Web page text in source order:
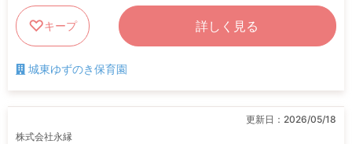
キープ 詳しく見る
城東ゆずのき保育園
更新日： 2026/05/18
株式会社永縁